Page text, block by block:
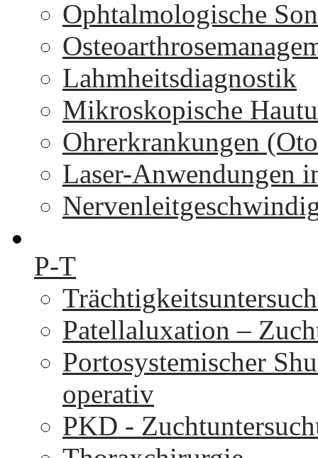
Ophtalmologische
Lahmheitsdiagnostik
Mikroskopische
Ohrerkrankungen
Laser-Anwendungen
P-T
Patellaluxation –
Portosystemischer
operativ
PKD -